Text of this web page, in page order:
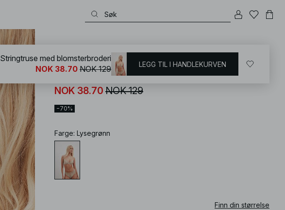
Stringtruse med blomsterbroderi
NOK 38.70 NOK 129
−70%
Farge: Lysegrønn
Finn din størrelse
Stringtruse med blomsterbroderi
NOK 38.70 NOK 129 LEGG TIL I HANDLEKURVEN